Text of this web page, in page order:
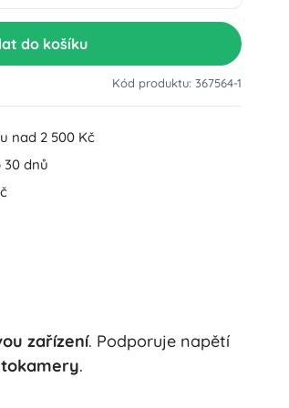
do košíku
Kód produktu: 367564-1
nad 2 500 Kč
dnů
zařízení. Podporuje napětí
.